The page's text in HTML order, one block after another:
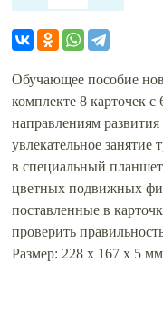
Обучающее пособие
комплекте 8 карточек
направлениям
увлекательное занятие
в специальный
цветных подвижных
поставленные в
проверить
Размер: 228 х 167 х 5 мм